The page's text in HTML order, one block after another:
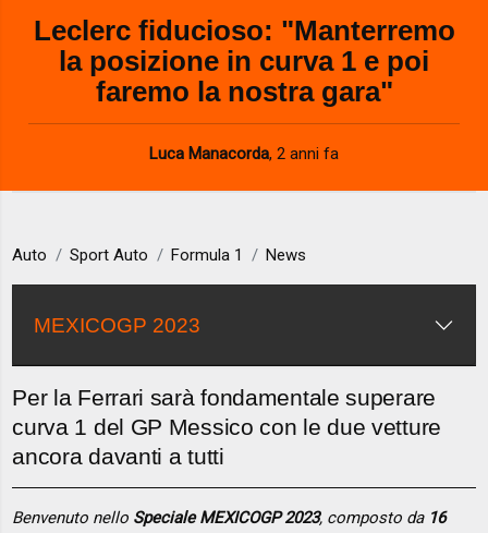
Leclerc fiducioso: "Manterremo
la posizione in curva 1 e poi
faremo la nostra gara"
Luca Manacorda, 2 anni fa
Auto Sport Auto Formula 1 News
MEXICOGP 2023
Per la Ferrari sarà fondamentale superare
curva 1 del GP Messico con le due vetture
ancora davanti a tutti
Benvenuto nello Speciale MEXICOGP 2023, composto da 16